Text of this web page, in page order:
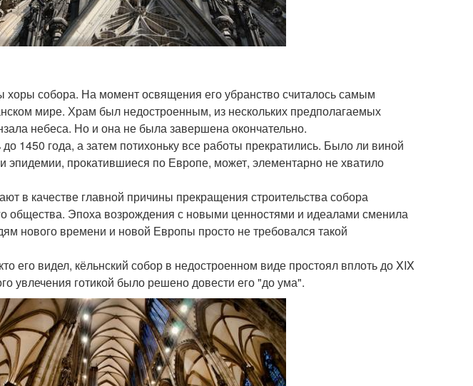
собора. На момент освящения его убранство считалось самым
мире. Храм был недостроенным, из нескольких предполагаемых
небеса. Но и она не была завершена окончательно.
1450 года, а затем потихоньку все работы прекратились. Было ли виной
эпидемии, прокатившиеся по Европе, может, элементарно не хватило
в качестве главной причины прекращения строительства собора
общества. Эпоха возрождения с новыми ценностями и идеалами сменила
нового времени и новой Европы просто не требовался такой
его видел, кёльнский собор в недостроенном виде простоял вплоть до XIX
увлечения готикой было решено довести его "до ума".